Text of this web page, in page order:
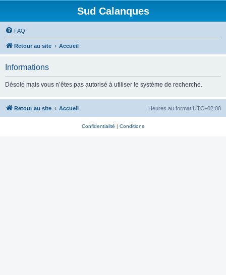
Sud Calanques
FAQ
Retour au site Accueil
Informations
Désolé mais vous n’êtes pas autorisé à utiliser le système de recherche.
Retour au site Accueil Heures au format UTC+02:00
Confidentialité | Conditions